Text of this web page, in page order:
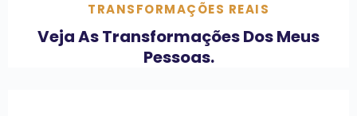
TRANSFORMAÇÕES REAIS
Veja As Transformações Dos Meus
Pessoas.